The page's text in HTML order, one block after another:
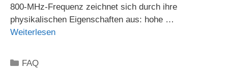
800-MHz-Frequenz zeichnet sich durch ihre
physikalischen Eigenschaften aus: hohe …
Weiterlesen
Kategorien
FAQ